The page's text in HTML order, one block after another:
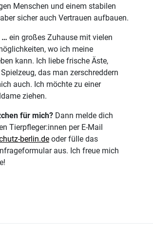
Menschen und einem stabilen
sicher auch Vertrauen aufbauen.
… ein großes Zuhause mit vielen
wo ich meine
kann. Ich liebe frische Äste,
das man zerschreddern
auch. Ich möchte zu einer
ziehen.
für mich? Dann melde dich
Tierpfleger:innen per E-Mail
berlin.de oder fülle das
aus. Ich freue mich